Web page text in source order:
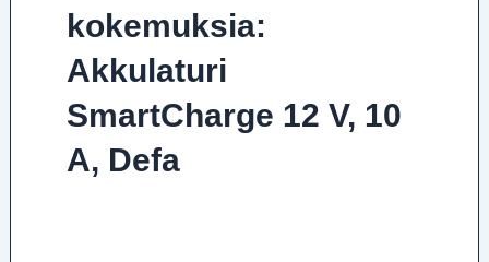
kokemuksia:
Akkulaturi
SmartCharge 12 V, 10
A, Defa